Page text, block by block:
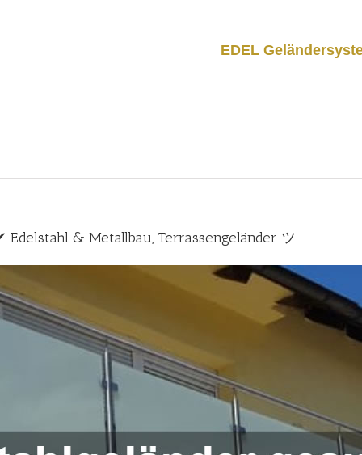
EDEL
& Metallbau, Terrassengeländer ツ